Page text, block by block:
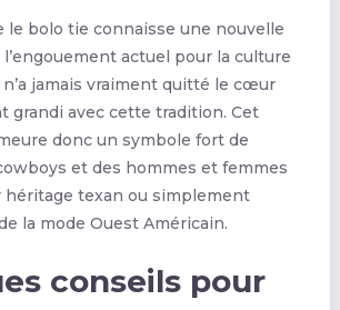
le bolo tie connaisse une nouvelle
l’engouement actuel pour la culture
n’a jamais vraiment quitté le cœur
grandi avec cette tradition. Cet
donc un symbole fort de
et des hommes et femmes
héritage texan ou simplement
la mode Ouest Américain.
conseils pour